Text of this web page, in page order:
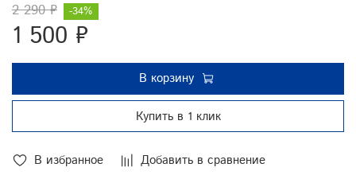
В избранное Добавить в сравнение
2 290 ₽
1 500 ₽
-34%
В корзину
Купить в 1 клик